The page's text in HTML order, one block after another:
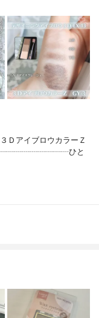
イブロウカラーＺ
13┈┈┈┈┈┈┈┈┈┈ひと